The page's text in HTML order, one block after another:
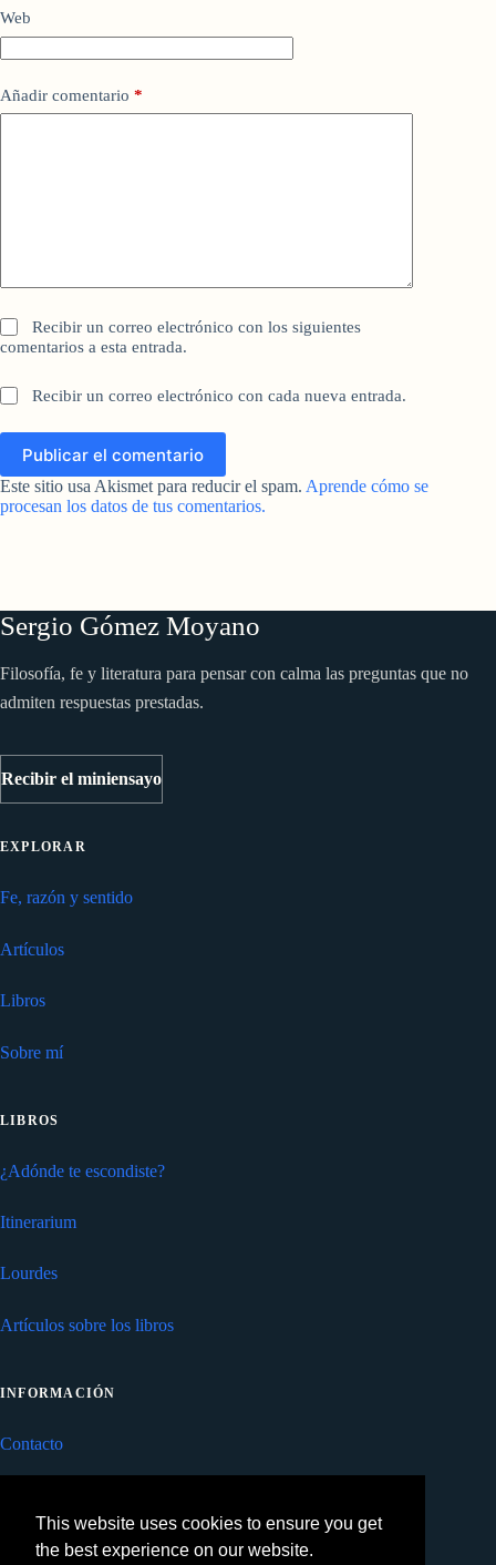
This website uses cookies to ensure you get
the best experience on our website.
Web
Añadir comentario *
Recibir un correo electrónico con los siguientes
comentarios a esta entrada.
Recibir un correo electrónico con cada nueva entrada.
Publicar el comentario
Este sitio usa Akismet para reducir el spam. Aprende cómo se
procesan los datos de tus comentarios.
Sergio Gómez Moyano
Filosofía, fe y literatura para pensar con calma las preguntas que no
admiten respuestas prestadas.
Recibir el miniensayo
EXPLORAR
Fe, razón y sentido
Artículos
Libros
Sobre mí
LIBROS
¿Adónde te escondiste?
Itinerarium
Lourdes
Artículos sobre los libros
INFORMACIÓN
Contacto
Cookies